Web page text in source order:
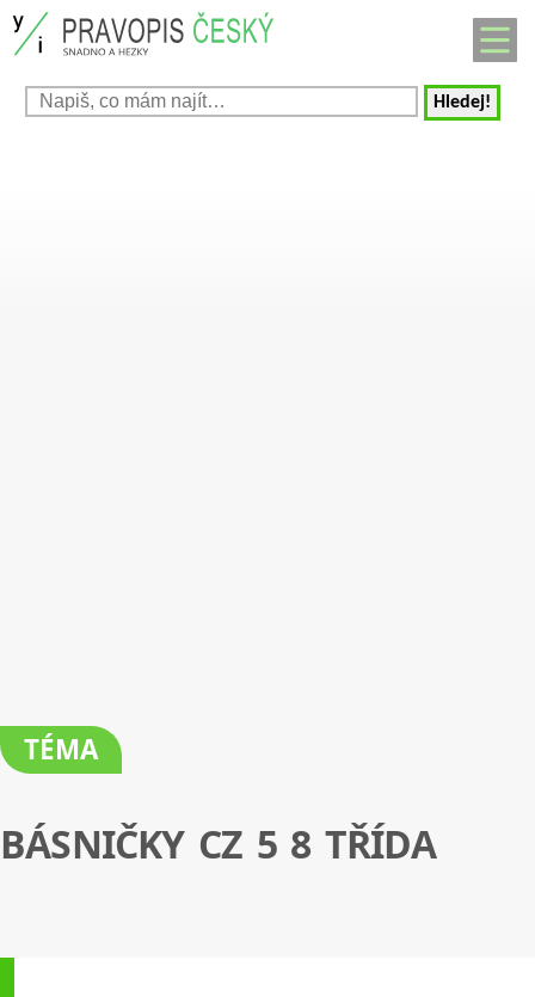
Hledej!
TÉMA
BÁSNIČKY CZ 5 8 TŘÍDA